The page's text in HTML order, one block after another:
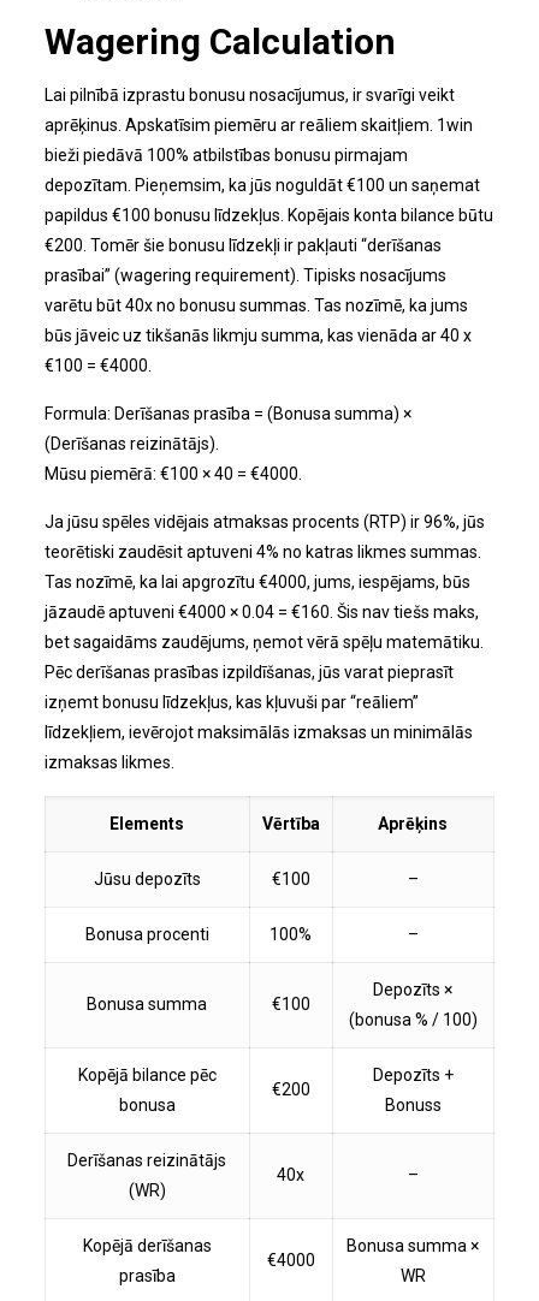
Wagering Calculation
Lai pilnībā izprastu bonusu nosacījumus, ir svarīgi veikt
aprēķinus. Apskatīsim piemēru ar reāliem skaitļiem. 1win
bieži piedāvā 100% atbilstības bonusu pirmajam
depozītam. Pieņemsim, ka jūs noguldāt €100 un saņemat
papildus €100 bonusu līdzekļus. Kopējais konta bilance būtu
€200. Tomēr šie bonusu līdzekļi ir pakļauti “derīšanas
prasībai” (wagering requirement). Tipisks nosacījums
varētu būt 40x no bonusu summas. Tas nozīmē, ka jums
būs jāveic uz tikšanās likmju summa, kas vienāda ar 40 x
€100 = €4000.
Formula: Derīšanas prasība = (Bonusa summa) ×
(Derīšanas reizinātājs).
Mūsu piemērā: €100 × 40 = €4000.
Ja jūsu spēles vidējais atmaksas procents (RTP) ir 96%, jūs
teorētiski zaudēsit aptuveni 4% no katras likmes summas.
Tas nozīmē, ka lai apgrozītu €4000, jums, iespējams, būs
jāzaudē aptuveni €4000 × 0.04 = €160. Šis nav tiešs maks,
bet sagaidāms zaudējums, ņemot vērā spēļu matemātiku.
Pēc derīšanas prasības izpildīšanas, jūs varat pieprasīt
izņemt bonusu līdzekļus, kas kļuvuši par “reāliem”
līdzekļiem, ievērojot maksimālās izmaksas un minimālās
izmaksas likmes.
Elements Vērtība Aprēķins
Jūsu depozīts €100 –
Bonusa procenti 100% –
Bonusa summa €100
Depozīts ×
(bonusa % / 100)
Kopējā bilance pēc
bonusa
€200
Depozīts +
Bonuss
Derīšanas reizinātājs
(WR)
40x –
Kopējā derīšanas
prasība
€4000
Bonusa summa ×
WR